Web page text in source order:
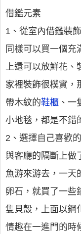
借鑑元素
1、從室內借鑑裝
同樣可以買一個充
上還可以放鮮花、
家裡裝飾很樸實，
帶木紋的鞋櫃 、
小地毯，都是不錯
2、選擇自己喜歡
與客廳的隔斷上做
魚游來游去，一天
卵石，就買了一些
隻貝殼，上面以鋼
情趣在一進門的時